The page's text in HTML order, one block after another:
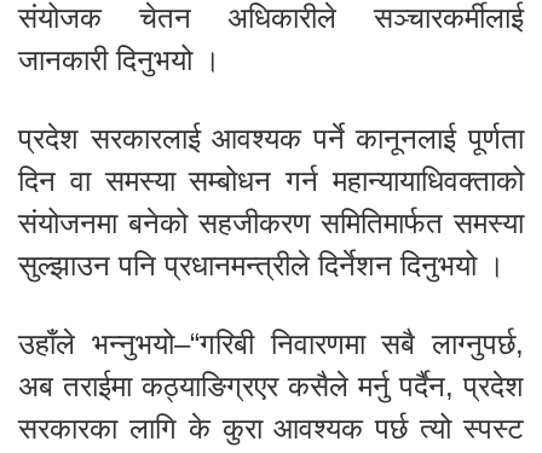
संयोजक चेतन अधिकारीले सञ्चारकर्मीलाई
जानकारी दिनुभयो ।
प्रदेश सरकारलाई आवश्यक पर्ने कानूनलाई पूर्णता
दिन वा समस्या सम्बोधन गर्न महान्यायाधिवक्ताको
संयोजनमा बनेको सहजीकरण समितिमार्फत समस्या
सुल्झाउन पनि प्रधानमन्त्रीले दिर्नेशन दिनुभयो ।
उहाँले भन्नुभयो–“गरिबी निवारणमा सबै लाग्नुपर्छ,
अब तराईमा कठ्याङिग्रएर कसैले मर्नु पर्दैन, प्रदेश
सरकारका लागि के कुरा आवश्यक पर्छ त्यो स्पस्ट